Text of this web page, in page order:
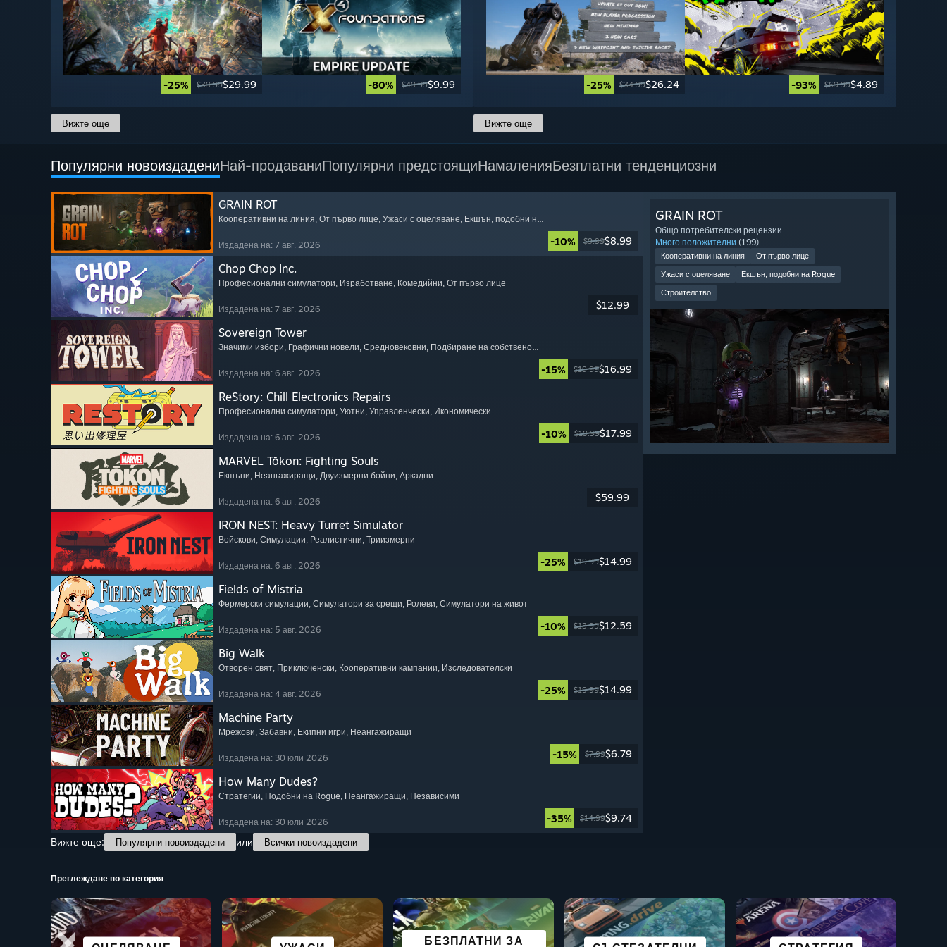
-25% $39.99$29.99 -80% $49.99$9.99
Вижте още
-25% $34.99$26.24 -93% $69.99$4.89
Вижте още
Популярни новоиздадениНай-продаваниПопулярни предстоящиНамаленияБезплатни тенденциозни
GRAIN ROT
Кооперативни на линия, От първо лице, Ужаси с оцеляване, Екшън, подобни на Rogue
Издадена на: 7 авг. 2026 -10% $9.99$8.99
Chop Chop Inc.
Професионални симулатори, Изработване, Комедийни, От първо лице
Издадена на: 7 авг. 2026 $12.99
Sovereign Tower
Значими избори, Графични новели, Средновековни, Подбиране на собствено приключение
Издадена на: 6 авг. 2026 -15% $19.99$16.99
ReStory: Chill Electronics Repairs
Професионални симулатори, Уютни, Управленчески, Икономически
Издадена на: 6 авг. 2026 -10% $19.99$17.99
MARVEL Tōkon: Fighting Souls
Екшъни, Неангажиращи, Двуизмерни бойни, Аркадни
Издадена на: 6 авг. 2026 $59.99
IRON NEST: Heavy Turret Simulator
Войскови, Симулации, Реалистични, Триизмерни
Издадена на: 6 авг. 2026 -25% $19.99$14.99
Fields of Mistria
Фермерски симулации, Симулатори за срещи, Ролеви, Симулатори на живот
Издадена на: 5 авг. 2026 -10% $13.99$12.59
Big Walk
Отворен свят, Приключенски, Кооперативни кампании, Изследователски
Издадена на: 4 авг. 2026 -25% $19.99$14.99
Machine Party
Мрежови, Забавни, Екипни игри, Неангажиращи
Издадена на: 30 юли 2026 -15% $7.99$6.79
How Many Dudes?
Стратегии, Подобни на Rogue, Неангажиращи, Независими
Издадена на: 30 юли 2026 -35% $14.99$9.74
Вижте още:
Популярни новоиздадени или Всички новоиздадени
GRAIN ROT
Общо потребителски рецензии
Много положителни (199)
Кооперативни на линия
От първо лице
Ужаси с оцеляване
Екшън, подобни на Rogue
Строителство
Преглеждане по категория
БЕЗПЛАТНИ ЗА
ГРАФИЧНИ
НАУЧНОФАНТАСТИЧНИ ПОДОБНА НА
СТРАХОТНО
ГРАДОУСТРОЙСТВЕНИ